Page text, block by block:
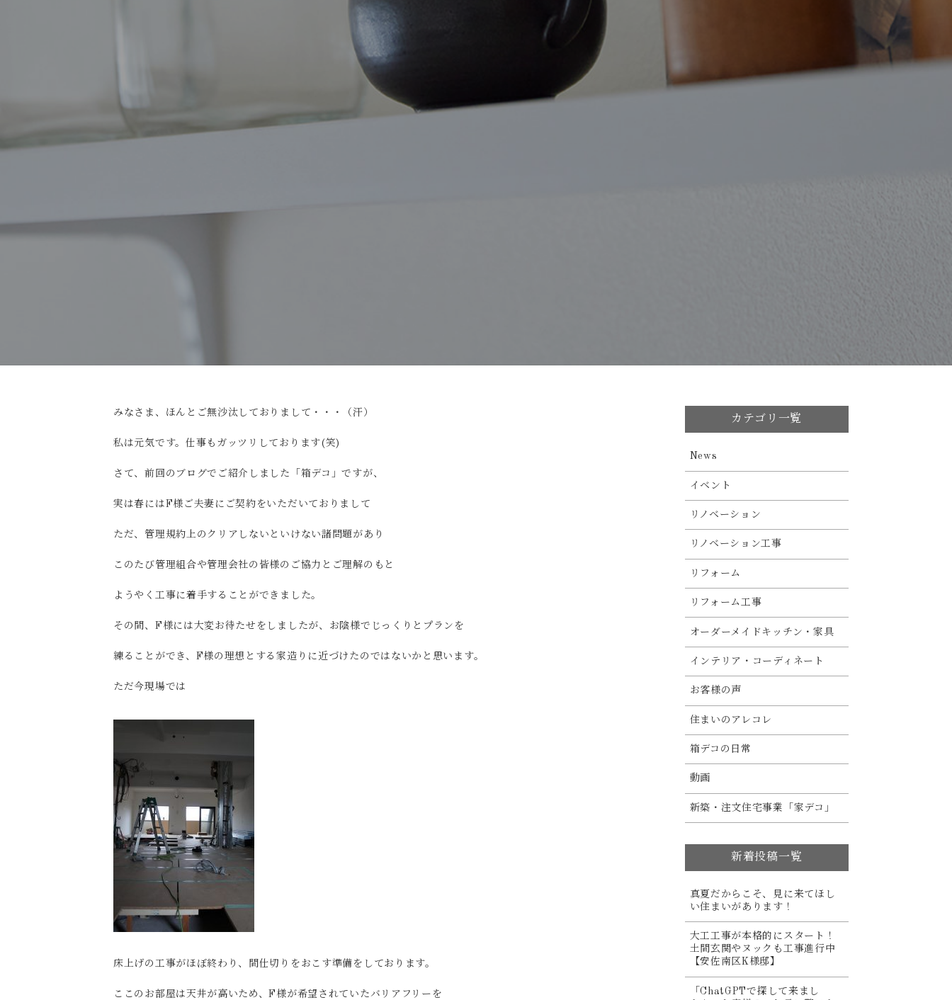
みなさま、ほんとご無沙汰しておりまして・・・（汗）
私は元気です。仕事もガッツリしております(笑)
さて、前回のブログでご紹介しました「箱デコ」ですが、
実は春にはF様ご夫妻にご契約をいただいておりまして
ただ、管理規約上のクリアしないといけない諸問題があり
このたび管理組合や管理会社の皆様のご協力とご理解のもと
ようやく工事に着手することができました。
その間、F様には大変お待たせをしましたが、お陰様でじっくりとプランを
練ることができ、F様の理想とする家造りに近づけたのではないかと思います。
ただ今現場では
床上げの工事がほぼ終わり、間仕切りをおこす準備をしております。
ここのお部屋は天井が高いため、F様が希望されていたバリアフリーを
カテゴリ一覧
News
イベント
リノベーション
リノベーション工事
リフォーム
リフォーム工事
オーダーメイドキッチン・家具
インテリア・コーディネート
お客様の声
住まいのアレコレ
箱デコの日常
動画
新築・注文住宅事業「家デコ」
新着投稿一覧
真夏だからこそ、見に来てほし
い住まいがあります！
大工工事が本格的にスタート！
土間玄関やヌックも工事進行中
【安佐南区K様邸】
「ChatGPTで探して来まし